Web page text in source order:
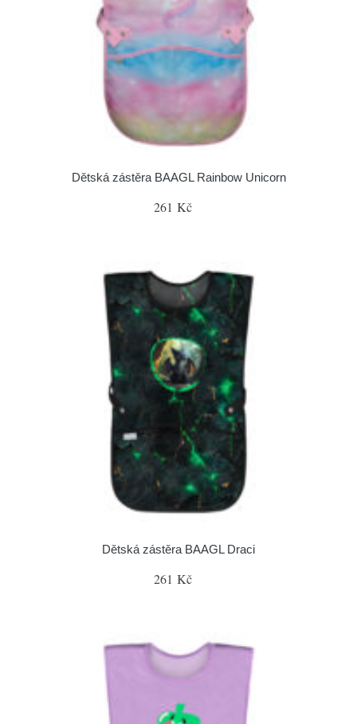
Dětská zástěra BAAGL Rainbow Unicorn
261 Kč
Dětská zástěra BAAGL Draci
261 Kč